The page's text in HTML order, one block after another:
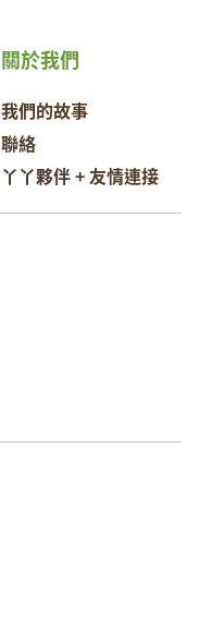
關於我們
我們的故事
聯絡
丫丫夥伴 + 友情連接